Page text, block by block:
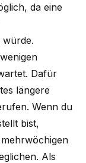
da eine
würde.
Dafür
längere
Wenn du
bist,
Als